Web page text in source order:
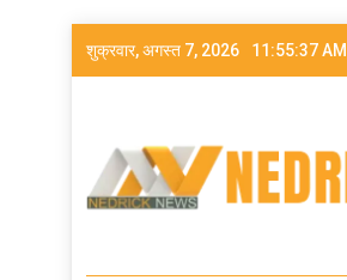
शुक्रवार, अगस्त 7, 2026 11:55:38 AM